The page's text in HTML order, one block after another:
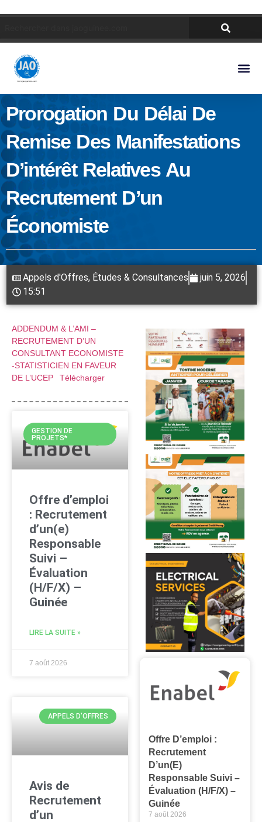
Prorogation Du Délai De
Remise Des Manifestations
D’intérêt Relatives Au
Recrutement D’un
Économiste
Appels d'Offres, Études & Consultances
juin 5, 2026
15:51
ADDENDUM & L’AMI –
RECRUTEMENT D’UN
CONSULTANT ECONOMISTE
-STATISTICIEN EN FAVEUR
DE L’UCEP
Télécharger
GESTION DE
PROJETS*
Offre d’emploi
: Recrutement
d’un(e)
Responsable
Suivi –
Évaluation
(H/F/X) –
Guinée
LIRE LA SUITE »
7 août 2026
APPELS D'OFFRES
Avis de
Recrutement
d’un
Offre D’emploi :
Recrutement
D’un(e)
Responsable Suivi –
Évaluation (H/F/X) –
Guinée
7 août 2026